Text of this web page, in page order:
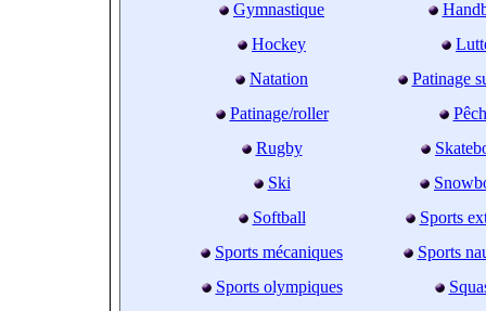
Gymnastique
Hockey
Natation
Patinage
Patinage/roller
Rugby
Ski
Softball
Sports
Sports mécaniques
Sports
Sports olympiques